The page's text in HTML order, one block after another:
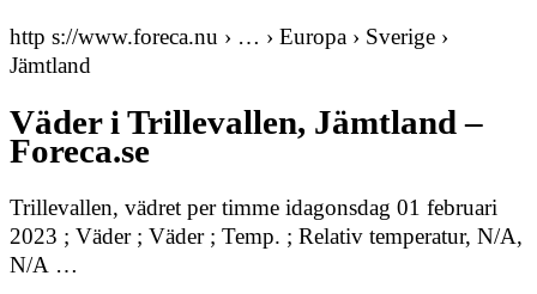
http s://www.foreca.nu › … › Europa › Sverige ›
Jämtland
Väder i Trillevallen, Jämtland –
Foreca.se
Trillevallen, vädret per timme idagonsdag 01 februari
2023 ; Väder ; Väder ; Temp. ; Relativ temperatur, N/A,
N/A …